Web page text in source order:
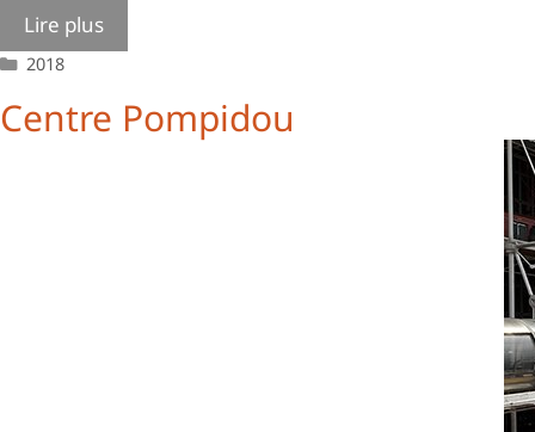
Lire plus
Catégories
2018
Centre Pompidou